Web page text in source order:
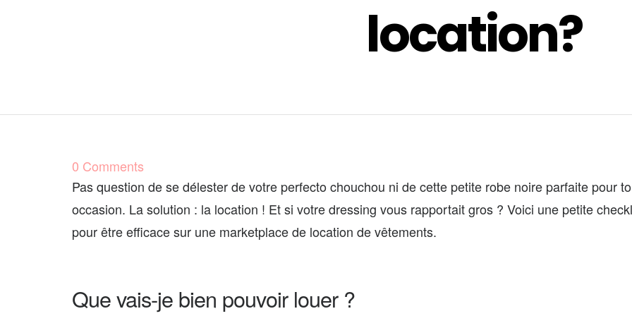
location?
0 Comments
Pas question de se délester de votre perfecto chouchou ni de cette petite robe noire parfaite pour
occasion. La solution : la location ! Et si votre dressing vous rapportait gros ? Voici une petite
pour être efficace sur une marketplace de location de vêtements.
Que vais-je bien pouvoir louer ?